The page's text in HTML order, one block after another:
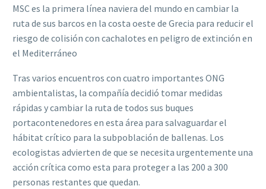
MSC es la primera línea naviera del mundo en cambiar la
ruta de sus barcos en la costa oeste de Grecia para reducir el
riesgo de colisión con cachalotes en peligro de extinción en
el Mediterráneo
Tras varios encuentros con cuatro importantes ONG
ambientalistas, la compañía decidió tomar medidas
rápidas y cambiar la ruta de todos sus buques
portacontenedores en esta área para salvaguardar el
hábitat crítico para la subpoblación de ballenas. Los
ecologistas advierten de que se necesita urgentemente una
acción crítica como esta para proteger a las 200 a 300
personas restantes que quedan.